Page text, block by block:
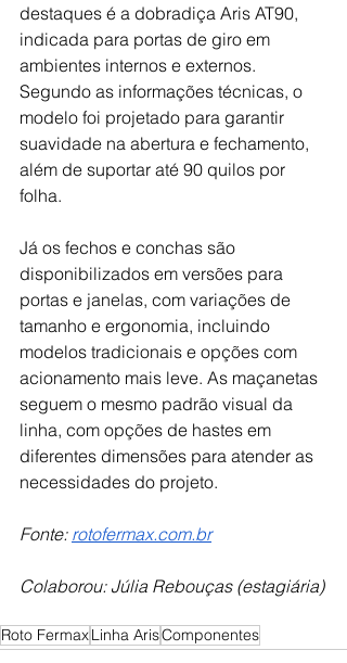
destaques é a dobradiça Aris AT90,
indicada para portas de giro em
ambientes internos e externos.
Segundo as informações técnicas, o
modelo foi projetado para garantir
suavidade na abertura e fechamento,
além de suportar até 90 quilos por
folha.
Já os fechos e conchas são
disponibilizados em versões para
portas e janelas, com variações de
tamanho e ergonomia, incluindo
modelos tradicionais e opções com
acionamento mais leve. As maçanetas
seguem o mesmo padrão visual da
linha, com opções de hastes em
diferentes dimensões para atender as
necessidades do projeto.
Fonte: rotofermax.com.br
Colaborou: Júlia Rebouças (estagiária)
Roto FermaxLinha ArisComponentes